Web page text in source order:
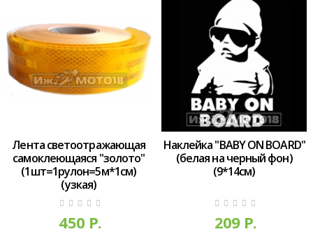
Лента светоотражающая
самоклеющаяся "золото"
(1шт=1рулон=5м*1см)
(узкая)
450 Р.
Наклейка "BABY ON BOARD"
(белая на черный фон)
(9*14см)
209 Р.